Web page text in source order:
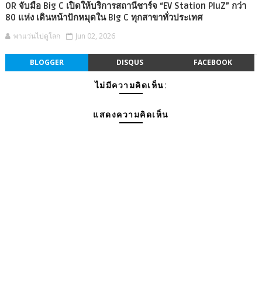
OR จับมือ Big C เปิดให้บริการสถานีชาร์จ “EV Station PluZ” กว่า
80 แห่ง เดินหน้าปักหมุดใน Big C ทุกสาขาทั่วประเทศ
พาแว่นไปดูโลก Jun 02, 2026
BLOGGER DISQUS FACEBOOK
ไม่มีความคิดเห็น:
แสดงความคิดเห็น